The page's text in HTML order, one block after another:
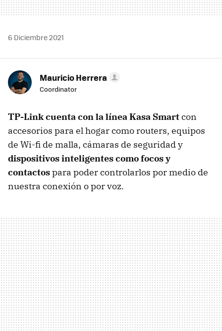
6 Diciembre 2021
Mauricio Herrera
Coordinator
TP-Link cuenta con la línea Kasa Smartcon
accesorios para el hogar como routers, equipos
de Wi-fi de malla, cámaras de seguridad y
dispositivos inteligentes como focos y
contactospara poder controlarlos por medio de
nuestra conexión o por voz.